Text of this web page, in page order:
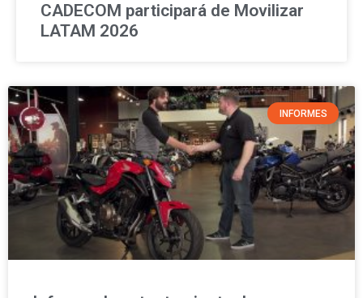
CADECOM participará de Movilizar
LATAM 2026
INFORMES